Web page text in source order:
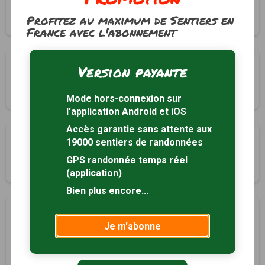
Moustey, Landes (40)
3h00 11 km Tracé GPS
Boucle de Rions
Rions, Gironde (33)
6.2 km
Boucle patrimoine et nature
3.7 km Tracé GPS
Histoire d'un village médiéval au bord de la
Sore, Landes (40)
3h30 12.5 km Tracé GPS
Profitez au maximum de Sentiers en
France avec l'abonnement
Version payante
Mode hors-connexion sur
l'application Android et iOS
Accès garantie sans attente aux
19000 sentiers de randonnées
GPS randonnée temps réel
(application)
Bien plus encore...
Je m'abonne